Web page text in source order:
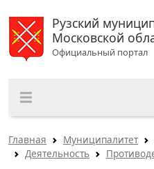
Рузский
Московской
Официальный портал
Главная Муниципалитет
Деятельность